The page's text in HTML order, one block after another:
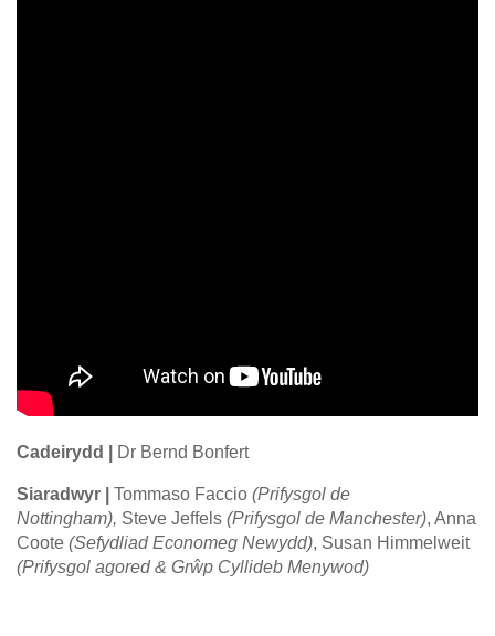
Cadeirydd | Dr Bernd Bonfert
Siaradwyr | Tommaso Faccio (Prifysgol de
Nottingham), Steve Jeffels (Prifysgol de Manchester), Anna
Coote (Sefydliad Economeg Newydd), Susan Himmelweit
(Prifysgol agored & Grŵp Cyllideb Menywod)